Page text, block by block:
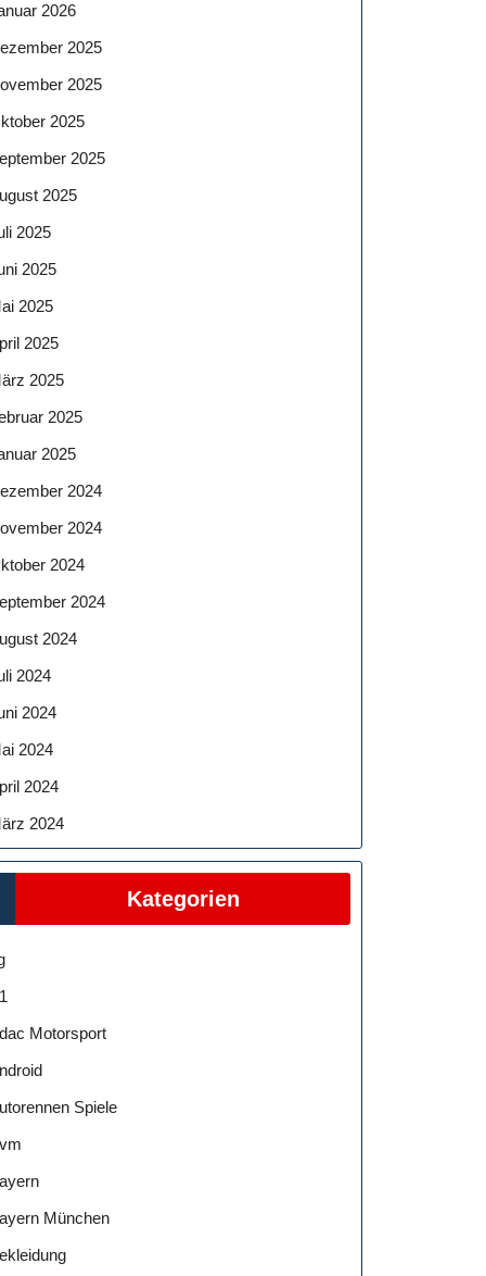
2026
2025
2025
2025
2025
2025
2025
2025
2025
2025
2025
2025
2025
2024
2024
2024
2024
2024
2024
2024
2024
2024
2024
Kategorien
Motorsport
Spiele
München